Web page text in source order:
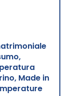
Made in